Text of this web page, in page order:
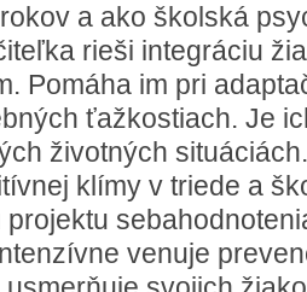
a ako školská
rieši integráciu
Pomáha im pri
ťažkostiach. Je
životných
klímy v triede a
venuje